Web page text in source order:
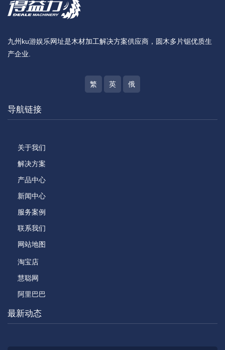
九州ku游娱乐网址是木材加工解决方案供应商，圆木多片锯优质生
产企业.
繁 英 俄
导航链接
关于我们
解决方案
产品中心
新闻中心
服务案例
联系我们
网站地图
淘宝店
慧聪网
阿里巴巴
最新动态